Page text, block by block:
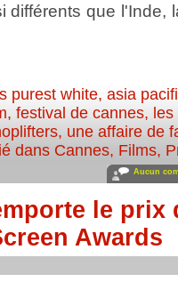
différents que l'Inde,
purest white,asia
,festival de cannes,
, une affaire de
dans Cannes, Films,
Aucun
le prix
Awards